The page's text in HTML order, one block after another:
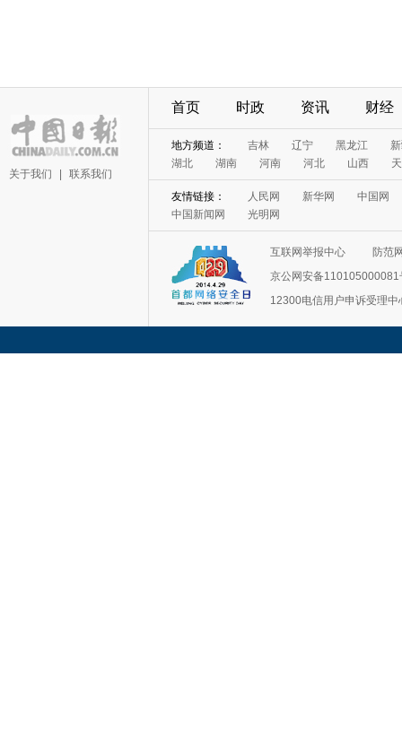
关于我们 联系我们
首页 时政 资讯 财经
地方频道： 吉林 辽宁 黑龙江
湖北
湖南 河南 河北 山西
友情链接： 人民网 新华网
中国网
中国新闻网
光明网
互联网举报中心
防范
京公网安备110105000081
12300电信用户申诉受理中